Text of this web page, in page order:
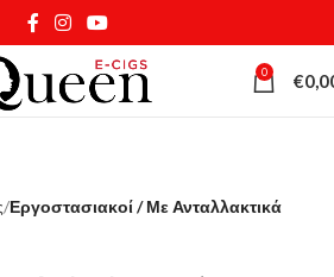
0 €
Εργοστασιακοί / Με Ανταλλακτικά